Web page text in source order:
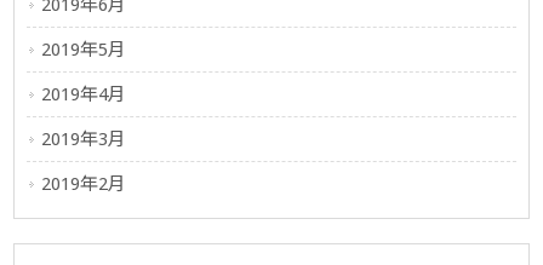
2019年6月
2019年5月
2019年4月
2019年3月
2019年2月